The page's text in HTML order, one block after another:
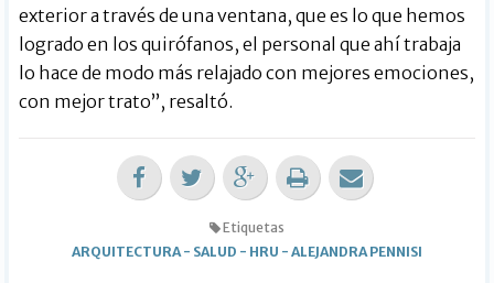
exterior a través de una ventana, que es lo que hemos
logrado en los quirófanos, el personal que ahí trabaja
lo hace de modo más relajado con mejores emociones,
con mejor trato”, resaltó.
Etiquetas
ARQUITECTURA- SALUD - HRU - ALEJANDRA PENNISI